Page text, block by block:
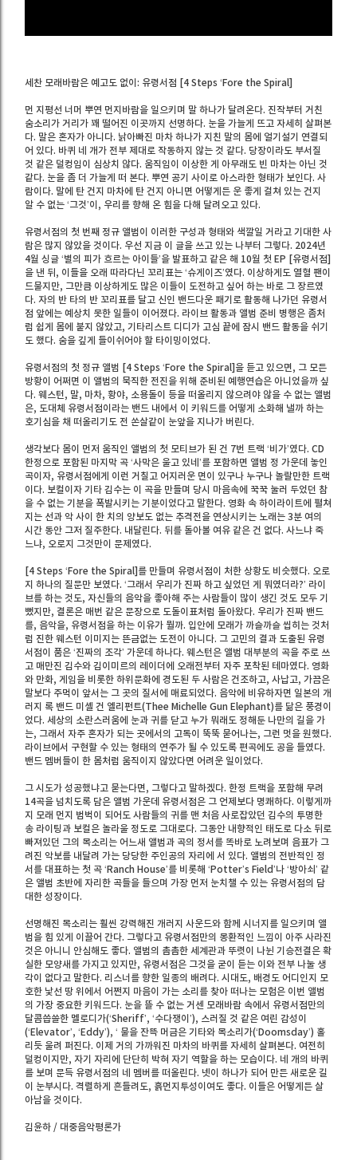
세찬 모래바람은 예고도 없이: 유령서점 [4 Steps ‘Fore the Spiral]
먼 지평선 너머 뿌연 먼지바람을 일으키며 말 하나가 달려온다. 진작부터 거친
숨소리가 거리가 꽤 떨어진 이곳까지 선명하다. 눈을 가늘게 뜨고 자세히 살펴본
다. 말은 혼자가 아니다. 낡아빠진 마차 하나가 지친 말의 몸에 얼기설기 연결되
어 있다. 바퀴 네 개가 전부 제대로 작동하지 않는 것 같다. 당장이라도 부서질
것 같은 덜컹임이 심상치 않다. 움직임이 이상한 게 아무래도 빈 마차는 아닌 것
같다. 눈을 좀 더 가늘게 떠 본다. 뿌연 공기 사이로 아스라한 형태가 보인다. 사
람이다. 말에 탄 건지 마차에 탄 건지 아니면 어떻게든 운 좋게 걸쳐 있는 건지
알 수 없는 ‘그것’이, 우리를 향해 온 힘을 다해 달려오고 있다.
유령서점의 첫 번째 정규 앨범이 이러한 구성과 형태와 색깔일 거라고 기대한 사
람은 많지 않았을 것이다. 우선 지금 이 글을 쓰고 있는 나부터 그렇다. 2024년
4월 싱글 ‘별의 피가 흐르는 아이들’을 발표하고 같은 해 10월 첫 EP [유령서점]
을 낸 뒤, 이들을 오래 따라다닌 꼬리표는 ‘슈게이즈’였다. 이상하게도 열혈 팬이
드물지만, 그만큼 이상하게도 많은 이들이 도전하고 싶어 하는 바로 그 장르였
다. 자의 반 타의 반 꼬리표를 달고 신인 밴드다운 패기로 활동해 나가던 유령서
점 앞에는 예상치 못한 일들이 이어졌다. 라이브 활동과 앨범 준비 병행은 좀처
럼 쉽게 몸에 붙지 않았고, 기타리스트 디디가 고심 끝에 잠시 밴드 활동을 쉬기
도 했다. 숨을 깊게 들이쉬어야 할 타이밍이었다.
유령서점의 첫 정규 앨범 [4 Steps ‘Fore the Spiral]을 듣고 있으면, 그 모든
방황이 어쩌면 이 앨범의 묵직한 전진을 위해 준비된 예행연습은 아니었을까 싶
다. 웨스턴, 말, 마차, 황야, 소용돌이 등을 떠올리지 않으려야 않을 수 없는 앨범
은, 도대체 유령서점이라는 밴드 내에서 이 키워드를 어떻게 소화해 낼까 하는
호기심을 채 떠올리기도 전 쏜살같이 눈앞을 지나가 버린다.
생각보다 몸이 먼저 움직인 앨범의 첫 모티브가 된 건 7번 트랙 ‘비가’였다. CD
한정으로 포함된 마지막 곡 ‘사막은 울고 있네’를 포함하면 앨범 정 가운데 놓인
곡이자, 유령서점에게 이런 거칠고 어지러운 면이 있구나 누구나 놀랄만한 트랙
이다. 보컬이자 기타 김수는 이 곡을 만들며 당시 마음속에 꾹꾹 눌러 두었던 참
을 수 없는 기분을 폭발시키는 기분이었다고 말한다. 영화 속 하이라이트에 펼쳐
지는 선과 악 사이 한 치의 양보도 없는 추격전을 연상시키는 노래는 3분 여의
시간 동안 그저 질주한다. 내달린다. 뒤를 돌아볼 여유 같은 건 없다. 사느냐 죽
느냐, 오로지 그것만이 문제였다.
[4 Steps ‘Fore the Spiral]를 만들며 유령서점이 처한 상황도 비슷했다. 오로
지 하나의 질문만 보였다. ‘그래서 우리가 진짜 하고 싶었던 게 뭐였더라?’ 라이
브를 하는 것도, 자신들의 음악을 좋아해 주는 사람들이 많이 생긴 것도 모두 기
뻤지만, 결론은 매번 같은 문장으로 도돌이표처럼 돌아왔다. 우리가 진짜 밴드
를, 음악을, 유령서점을 하는 이유가 뭘까. 입안에 모래가 까슬까슬 씹히는 것처
럼 진한 웨스턴 이미지는 뜬금없는 도전이 아니다. 그 고민의 결과 도출된 유령
서점이 품은 ‘진짜의 조각’ 가운데 하나다. 웨스턴은 앨범 대부분의 곡을 주로 쓰
고 매만진 김수와 김이미르의 레이더에 오래전부터 자주 포착된 테마였다. 영화
와 만화, 게임을 비롯한 하위문화에 경도된 두 사람은 건조하고, 사납고, 가끔은
말보다 주먹이 앞서는 그 곳의 질서에 매료되었다. 음악에 비유하자면 일본의 개
러지 록 밴드 미셸 건 엘리펀트(Thee Michelle Gun Elephant)를 닮은 풍경이
었다. 세상의 소란스러움에 눈과 귀를 닫고 누가 뭐래도 정해둔 나만의 길을 가
는, 그래서 자주 혼자가 되는 곳에서의 고독이 뚝뚝 묻어나는, 그런 멋을 원했다.
라이브에서 구현할 수 있는 형태의 연주가 될 수 있도록 편곡에도 공을 들였다.
밴드 멤버들이 한 몸처럼 움직이지 않았다면 어려운 일이었다.
그 시도가 성공했냐고 묻는다면, 그렇다고 말하겠다. 한정 트랙을 포함해 무려
14곡을 넘치도록 담은 앨범 가운데 유령서점은 그 언제보다 명쾌하다. 이렇게까
지 모래 먼지 범벅이 되어도 사람들의 귀를 맨 처음 사로잡았던 김수의 투명한
송 라이팅과 보컬은 놀라울 정도로 그대로다. 그동안 내향적인 태도로 다소 뒤로
빠져있던 그의 목소리는 어느새 앨범과 곡의 정서를 똑바로 노려보며 음표가 그
려진 악보를 내달려 가는 당당한 주인공의 자리에 서 있다. 앨범의 전반적인 정
서를 대표하는 첫 곡 ‘Ranch House’를 비롯해 ‘Potter’s Field’나 ‘방아쇠’ 같
은 앨범 초반에 자리한 곡들을 들으며 가장 먼저 눈치챌 수 있는 유령서점의 담
대한 성장이다.
선명해진 목소리는 훨씬 강력해진 개러지 사운드와 함께 시너지를 일으키며 앨
범을 힘 있게 이끌어 간다. 그렇다고 유령서점만의 몽환적인 느낌이 아주 사라진
것은 아니니 안심해도 좋다. 앨범의 촘촘한 세계관과 뚜렷이 나뉜 기승전결은 확
실한 모양새를 가지고 있지만, 유령서점은 그것을 굳이 듣는 이와 전부 나눌 생
각이 없다고 말한다. 리스너를 향한 일종의 배려다. 시대도, 배경도 어디인지 모
호한 낯선 땅 위에서 어쩐지 마음이 가는 소리를 찾아 떠나는 모험은 이번 앨범
의 가장 중요한 키워드다. 눈을 뜰 수 없는 거센 모래바람 속에서 유령서점만의
달콤씁쓸한 멜로디가(‘Sheriff’, ‘수다쟁이’), 스러질 것 같은 여린 감성이
(‘Elevator’, ‘Eddy’), ‘ 물을 잔뜩 머금은 기타와 목소리가(‘Doomsday’) 홀
리듯 울려 퍼진다. 이제 거의 가까워진 마차의 바퀴를 자세히 살펴본다. 여전히
덜컹이지만, 자기 자리에 단단히 박혀 자기 역할을 하는 모습이다. 네 개의 바퀴
를 보며 문득 유령서점의 네 멤버를 떠올린다. 넷이 하나가 되어 만든 새로운 길
이 눈부시다. 격렬하게 흔들려도, 흙먼지투성이여도 좋다. 이들은 어떻게든 살
아남을 것이다.
김윤하 / 대중음악평론가